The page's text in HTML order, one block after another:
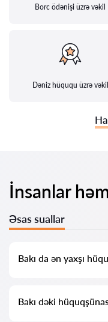
Borc ödənişi üzrə vəkil
Dəniz hüququ üzrə vəkil
İnsanlar
Əsas suallar
Bakı da ən yaxşı
siyahısı toplanıb.
Bakı dəki